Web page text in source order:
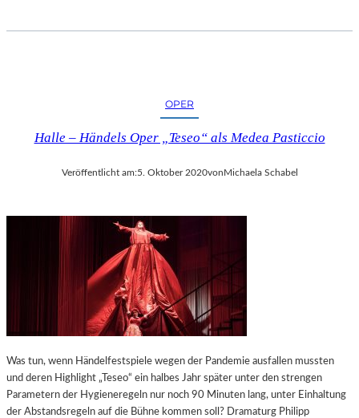
OPER
Halle – Händels Oper „Teseo“ als Medea Pasticcio
Veröffentlicht am:5. Oktober 2020von Michaela Schabel
Was tun, wenn Händelfestspiele wegen der Pandemie ausfallen mussten
und deren Highlight „Teseo“ ein halbes Jahr später unter den strengen
Parametern der Hygieneregeln nur noch 90 Minuten lang, unter Einhaltung
der Abstandsregeln auf die Bühne kommen soll? Dramaturg Philipp